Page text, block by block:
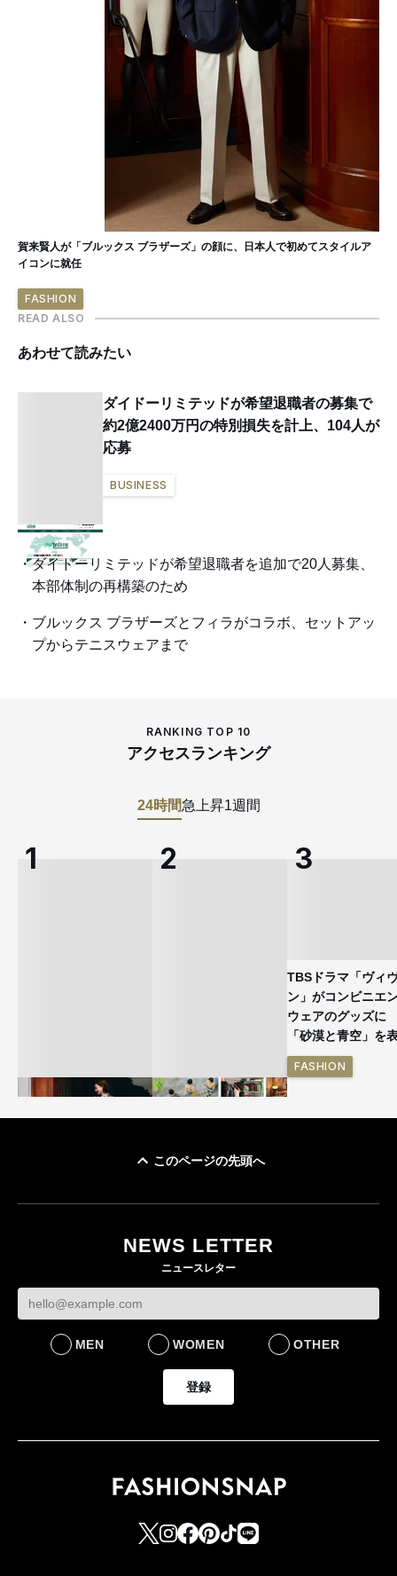
賀来賢人が「ブルックス ブラザーズ」の顔に、日本人で初めてスタイルア
イコンに就任
FASHION
READ ALSO
あわせて読みたい
ダイドーリミテッドが希望退職者の募集で
約2億2400万円の特別損失を計上、104人が
応募
BUSINESS
ダイドーリミテッドが希望退職者を追加で20人募集、
本部体制の再構築のため
ブルックス ブラザーズとフィラがコラボ、セットアッ
プからテニスウェアまで
RANKING TOP 10
アクセスランキング
24時間急上昇1週間
ケットなど7型を発売
FASHION
をラインナップ
LIFESTYLE
TBSドラマ「ヴィ
ン」がコンビニエ
ウェアのグッズ
「砂漠と青空」を
FASHION
このページの先頭へ
NEWS LETTER
ニュースレター
MEN WOMEN OTHER
登録